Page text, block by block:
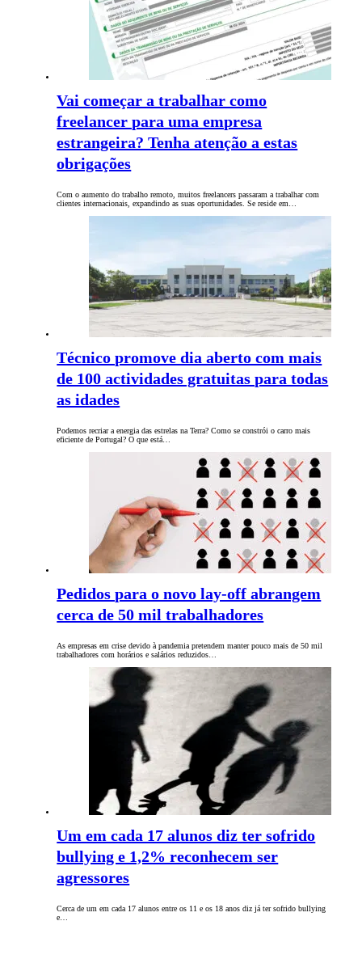
Vai começar a trabalhar como
freelancer para uma empresa
estrangeira? Tenha atenção a estas
obrigações
Com o aumento do trabalho remoto, muitos freelancers passaram a trabalhar com
clientes internacionais, expandindo as suas oportunidades. Se reside em…
Técnico promove dia aberto com mais
de 100 actividades gratuitas para todas
as idades
Podemos recriar a energia das estrelas na Terra? Como se constrói o carro mais
eficiente de Portugal? O que está…
Pedidos para o novo lay-off abrangem
cerca de 50 mil trabalhadores
As empresas em crise devido à pandemia pretendem manter pouco mais de 50 mil
trabalhadores com horários e salários reduzidos…
Um em cada 17 alunos diz ter sofrido
bullying e 1,2% reconhecem ser
agressores
Cerca de um em cada 17 alunos entre os 11 e os 18 anos diz já ter sofrido bullying
e…